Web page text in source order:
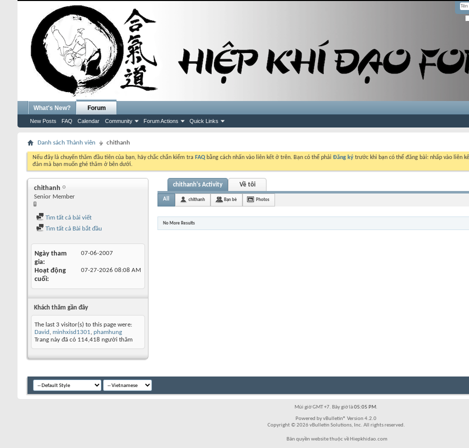
What's New? Forum
New Posts FAQ Calendar Community Forum Actions Quick Links
Danh sách Thành viên chithanh
Nếu đây là chuyến thăm đầu tiên của bạn, hãy chắc chắn kiểm tra FAQ bằng cách nhấn vào liên kết ở trên. Bạn có thể phải Đăng ký trước khi bạn có thể đăng bài: nhấp vào liên
đàn mà bạn muốn ghé thăm ở bên dưới.
chithanh
Senior Member
Tìm tất cả bài viết
Tìm tất cả Bài bắt đầu
Ngày tham
gia
07-06-2007
Hoạt động
cuối
07-27-2026 08:08 AM
Khách thăm gần đây
The last 3 visitor(s) to this page were:
David , minhxisd1301, phamhung
Trang này đã có 114,418 người thăm
chithanh's Activity Về tôi
All chithanh Bạn bè Photos
No More Results
Múi giờ GMT +7. Bây giờ là05:05 PM.
Powered by vBulletin® Version 4.2.0
Copyright © 2026 vBulletin Solutions, Inc. All rights reserved.
Bản quyền website thuộc về Hiepkhidao.com